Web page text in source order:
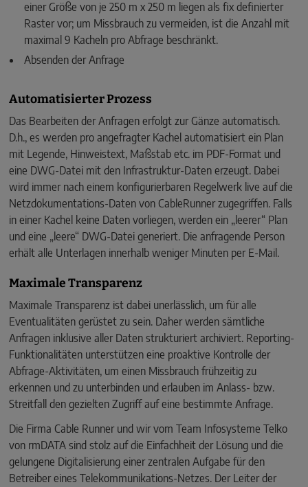
einer Größe von je 250 m x 250 m liegen als fix definierter
Raster vor; um Missbrauch zu vermeiden, ist die Anzahl mit
maximal 9 Kacheln pro Abfrage beschränkt.
Absenden der Anfrage
Automatisierter Prozess
Das Bearbeiten der Anfragen erfolgt zur Gänze automatisch.
D.h., es werden pro angefragter Kachel automatisiert ein Plan
mit Legende, Hinweistext, Maßstab etc. im PDF-Format und
eine DWG-Datei mit den Infrastruktur-Daten erzeugt. Dabei
wird immer nach einem konfigurierbaren Regelwerk live auf die
Netzdokumentations-Daten von CableRunner zugegriffen. Falls
in einer Kachel keine Daten vorliegen, werden ein „leerer“ Plan
und eine „leere“ DWG-Datei generiert. Die anfragende Person
erhält alle Unterlagen innerhalb weniger Minuten per E-Mail.
Maximale Transparenz
Maximale Transparenz ist dabei unerlässlich, um für alle
Eventualitäten gerüstet zu sein. Daher werden sämtliche
Anfragen inklusive aller Daten strukturiert archiviert. Reporting-
Funktionalitäten unterstützen eine proaktive Kontrolle der
Abfrage-Aktivitäten, um einen Missbrauch frühzeitig zu
erkennen und zu unterbinden und erlauben im Anlass- bzw.
Streitfall den gezielten Zugriff auf eine bestimmte Anfrage.
Die Firma Cable Runner und wir vom Team Infosysteme Telko
von rmDATA sind stolz auf die Einfachheit der Lösung und die
gelungene Digitalisierung einer zentralen Aufgabe für den
Betreiber eines Telekommunikations-Netzes. Der Leiter der